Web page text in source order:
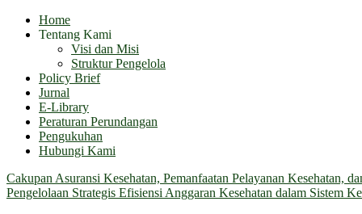
Home
Tentang Kami
Visi dan Misi
Struktur Pengelola
Policy Brief
Jurnal
E-Library
Peraturan Perundangan
Pengukuhan
Hubungi Kami
Cakupan Asuransi Kesehatan, Pemanfaatan Pelayanan Kesehatan,
Pengelolaan Strategis Efisiensi Anggaran Kesehatan dalam Sistem